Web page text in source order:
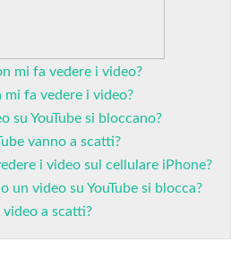
mi fa vedere i video?
mi fa vedere i video?
su YouTube si bloccano?
vanno a scatti?
i video sul cellulare iPhone?
un video su YouTube si blocca?
a scatti?